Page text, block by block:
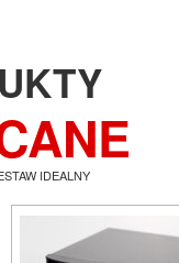
IDEALNY